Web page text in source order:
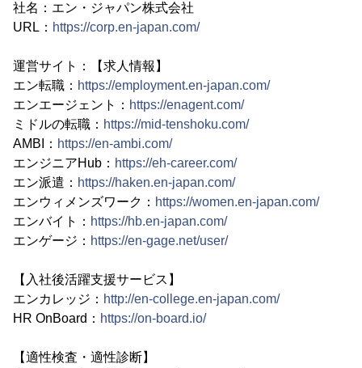
社名：エン・ジャパン株式会社
URL： https://corp.en-japan.com/
運営サイト：【求人情報】
エン転職： https://employment.en-japan.com/
エンエージェント： https://enagent.com/
ミドルの転職： https://mid-tenshoku.com/
AMBI： https://en-ambi.com/
エンジニアHub： https://eh-career.com/
エン派遣： https://haken.en-japan.com/
エンウィメンズワーク： https://women.en-japan.com/
エンバイト： https://hb.en-japan.com/
エンゲージ： https://en-gage.net/user/
【入社後活躍支援サービス】
エンカレッジ： http://en-college.en-japan.com/
HR OnBoard： https://on-board.io/
【適性検査・適性診断】